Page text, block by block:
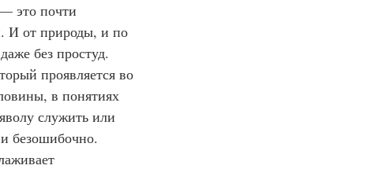
это почти
И от природы, и по
без простуд.
проявляется во
в понятиях
служить или
безошибочно.